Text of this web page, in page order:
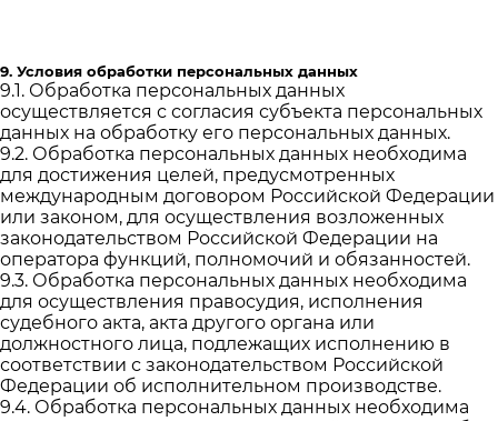
9. Условия обработки персональных данных
9.1. Обработка персональных данных
осуществляется с согласия субъекта персональных
данных на обработку его персональных данных.
9.2. Обработка персональных данных необходима
для достижения целей, предусмотренных
международным договором Российской Федерации
или законом, для осуществления возложенных
законодательством Российской Федерации на
оператора функций, полномочий и обязанностей.
9.3. Обработка персональных данных необходима
для осуществления правосудия, исполнения
судебного акта, акта другого органа или
должностного лица, подлежащих исполнению в
соответствии с законодательством Российской
Федерации об исполнительном производстве.
9.4. Обработка персональных данных необходима